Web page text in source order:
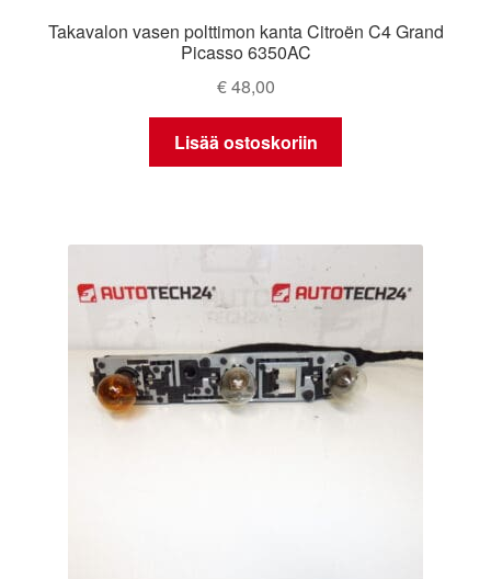
Takavalon vasen polttimon kanta Citroën C4 Grand
Picasso 6350AC
€48,00
Lisää ostoskoriin